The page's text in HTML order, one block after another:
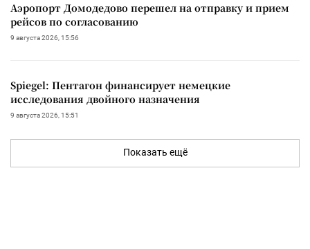
Аэропорт Домодедово перешел на отправку и прием
рейсов по согласованию
9 августа 2026, 15:56
Spiegel: Пентагон финансирует немецкие
исследования двойного назначения
9 августа 2026, 15:51
Показать ещё